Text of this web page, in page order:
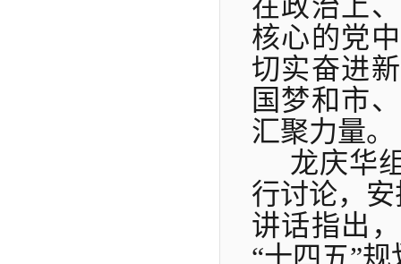
核心的党
切实奋进
国梦和市
汇聚力量。
龙庆华
行讨论，
讲话指出，
“十四五”